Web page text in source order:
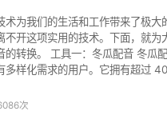
术为我们的生活和工作带来了极
不开这项实用的技术。下面，就
操作简单的文字转语音
多样化需求的用户。它拥有超过
次